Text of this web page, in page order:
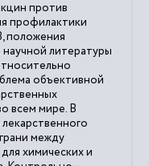
против
профилактики
положения
литературы
объективной
всем мире. В
между
химических и